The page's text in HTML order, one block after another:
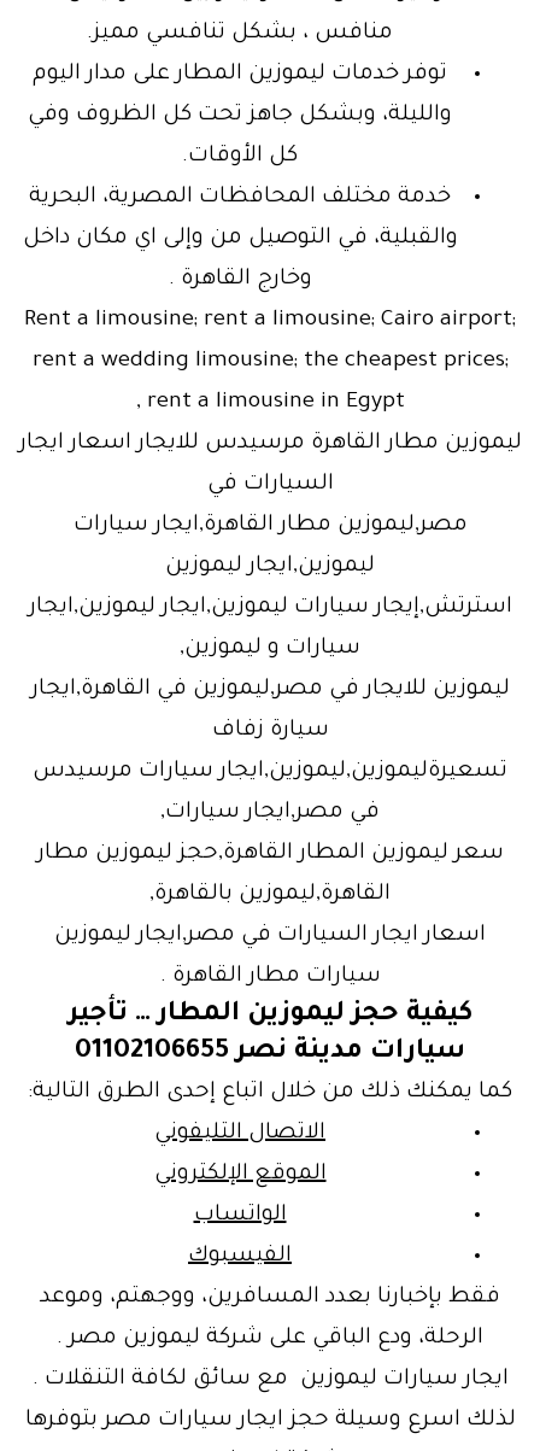
منافس ، بشكل تنافسي مميز.
توفر خدمات ليموزين المطار على مدار اليوم
والليلة، وبشكل جاهز تحت كل الظروف وفي
كل الأوقات.
خدمة مختلف المحافظات المصرية، البحرية
والقبلية، في التوصيل من وإلى اي مكان داخل
وخارج القاهرة .
Rent a limousine; rent a limousine; Cairo airport;
rent a wedding limousine; the cheapest prices;
rent a limousine in Egypt ,
ليموزين مطار القاهرة مرسيدس للايجار اسعار ايجار
السيارات في
مصر,ليموزين مطار القاهرة,ايجار سيارات
ليموزين,ايجار ليموزين
استرتش,إيجار سيارات ليموزين,ايجار ليموزين,ايجار
سيارات و ليموزين,
ليموزين للايجار في مصر,ليموزين في القاهرة,ايجار
سيارة زفاف
تسعيرةليموزين,ليموزين,ايجار سيارات مرسيدس
في مصر,ايجار سيارات,
سعر ليموزين المطار القاهرة,حجز ليموزين مطار
القاهرة,ليموزين بالقاهرة,
اسعار ايجار السيارات في مصر,ايجار ليموزين
سيارات مطار القاهرة .
كيفية حجز ليموزين المطار … تأجير
سيارات مدينة نصر 01102106655
كما يمكنك ذلك من خلال اتباع إحدى الطرق التالية:
الاتصال التليفوني
الموقع الإلكتروني
الواتساب
الفيسبوك
فقط بإخبارنا بعدد المسافرين، ووجهتم، وموعد
الرحلة، ودع الباقي على شركة ليموزين مصر .
ايجار سيارات ليموزين مع سائق لكافة التنقلات .
لذلك اسرع وسيلة حجز ايجار سيارات مصر بتوفرها